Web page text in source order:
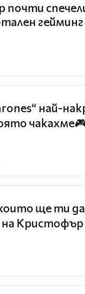
почти
най-
ще ти
на